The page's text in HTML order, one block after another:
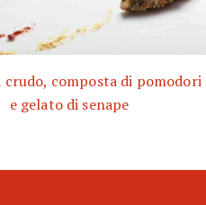
crudo, composta di pomodori
e gelato di senape